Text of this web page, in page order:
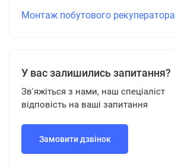
Монтаж побутового рекуператора
У вас залишились запитання?
Зв'яжіться з нами, наш спеціаліст
відповість на ваші запитання
Замовити дзвінок